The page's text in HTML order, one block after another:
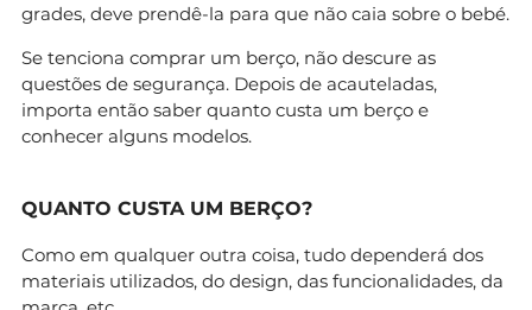
grades, deve prendê-la para que não caia sobre o bebé.
Se tenciona comprar um berço, não descure as
questões de segurança. Depois de acauteladas,
importa então saber quanto custa um berço e
conhecer alguns modelos.
QUANTO CUSTA UM BERÇO?
Como em qualquer outra coisa, tudo dependerá dos
materiais utilizados, do design, das funcionalidades, da